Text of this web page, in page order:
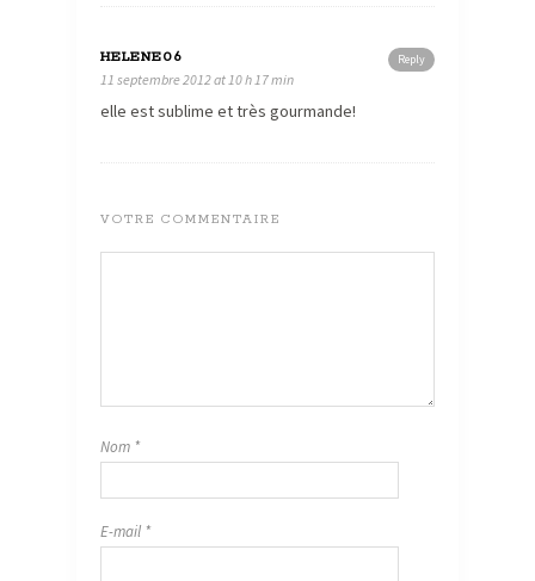
Reply
HELENE06
11 septembre 2012 at 10 h 17 min
elle est sublime et très gourmande!
VOTRE COMMENTAIRE
Nom *
E-mail *